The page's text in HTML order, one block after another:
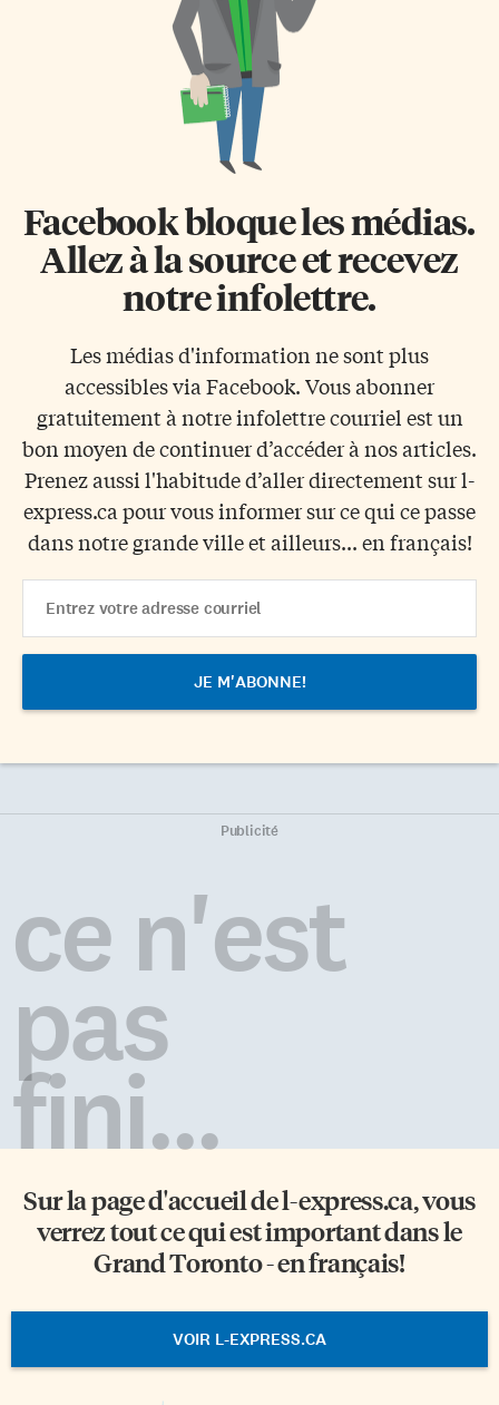
Facebook bloque les médias.
Allez à la source et recevez
notre infolettre.
Les médias d'information ne sont plus
accessibles via Facebook. Vous abonner
gratuitement à notre infolettre courriel est un
bon moyen de continuer d’accéder à nos articles.
Prenez aussi l'habitude d’aller directement sur l-
express.ca pour vous informer sur ce qui ce passe
dans notre grande ville et ailleurs... en français!
Address
Publicité
ce n'est
pas
fini...
Sur la page d'accueil del-express.ca, vous
verrez tout ce qui est important dans le
Grand Toronto - en français!
VOIR L-EXPRESS.CA